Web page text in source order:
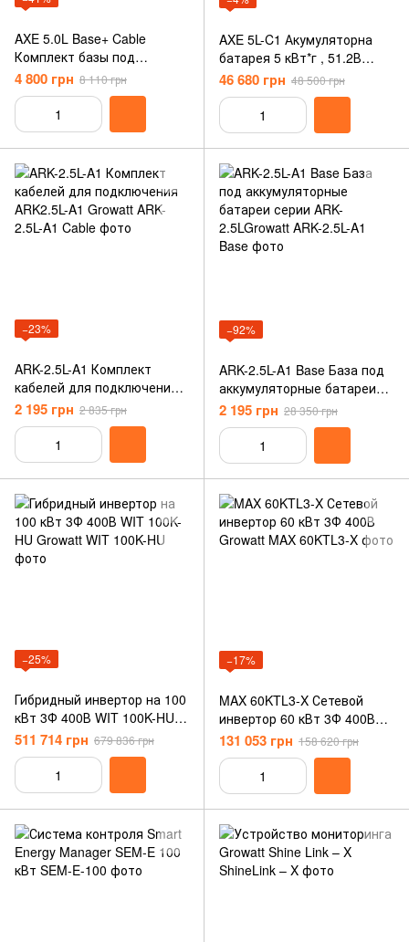
AXE 5.0L Base+ Cable
Комплект базы под
аккумуляторные батареи
серии AXE 5.0L + комплект
кабелей Growatt
4 800 грн 8 110 грн
AXE 5L-C1 Акумуляторна
батарея 5 кВт*г , 51.2В
Growatt
46 680 грн 48 500 грн
−23%
ARK-2.5L-A1 Комплект
кабелей для подключения
ARK2.5L-A1 Growatt
2 195 грн 2 835 грн
−92%
ARK-2.5L-A1 Base База под
аккумуляторные батареи
серии ARK-2.5LGrowatt
2 195 грн 28 350 грн
−25%
Гибридный инвертор на 100
кВт 3Ф 400В WIT 100K-HU
Growatt
511 714 грн 679 836 грн
−17%
MAX 60KTL3-X Сетевой
инвертор 60 кВт 3Ф 400В
Growatt
131 053 грн 158 620 грн